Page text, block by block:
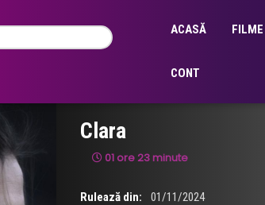
ACASĂ FILME
CONT
Clara
01 ore 23 minute
Rulează din:
01/11/2024